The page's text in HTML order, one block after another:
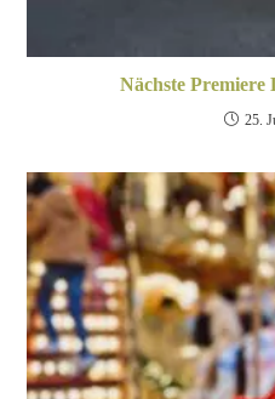
Nächste Premiere
25.